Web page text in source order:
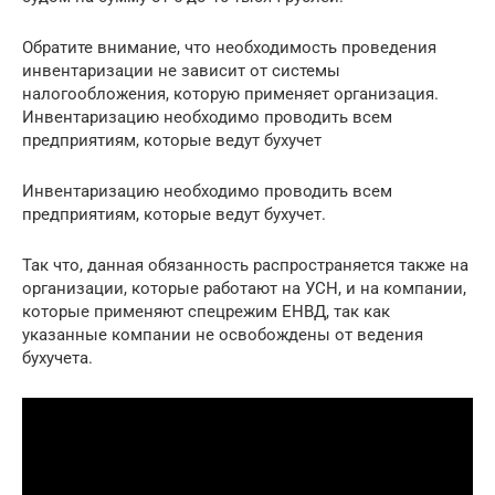
Обратите внимание, что необходимость проведения
инвентаризации не зависит от системы
налогообложения, которую применяет организация.
Инвентаризацию необходимо проводить всем
предприятиям, которые ведут бухучет
Инвентаризацию необходимо проводить всем
предприятиям, которые ведут бухучет.
Так что, данная обязанность распространяется также на
организации, которые работают на УСН, и на компании,
которые применяют спецрежим ЕНВД, так как
указанные компании не освобождены от ведения
бухучета.